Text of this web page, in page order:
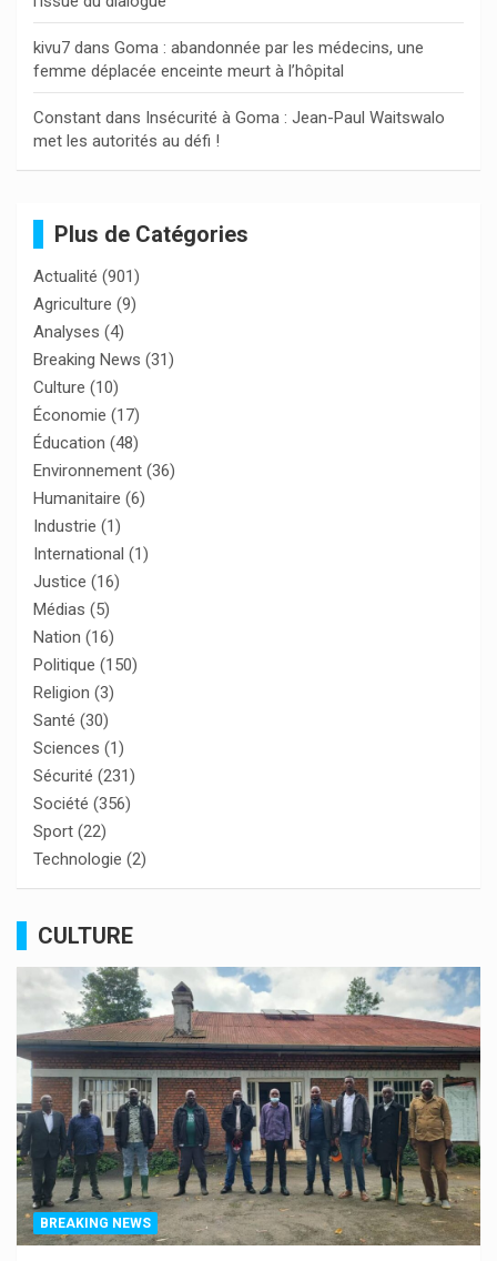
kivu7 dans Goma : abandonnée par les médecins, une
femme déplacée enceinte meurt à l’hôpital
Constant dans Insécurité à Goma : Jean-Paul Waitswalo
met les autorités au défi !
Plus de Catégories
Actualité (901)
Agriculture (9)
Analyses (4)
Breaking News (31)
Culture (10)
Économie (17)
Éducation (48)
Environnement (36)
Humanitaire (6)
Industrie (1)
International (1)
Justice (16)
Médias (5)
Nation (16)
Politique (150)
Religion (3)
Santé (30)
Sciences (1)
Sécurité (231)
Société (356)
Sport (22)
Technologie (2)
CULTURE
BREAKING NEWS